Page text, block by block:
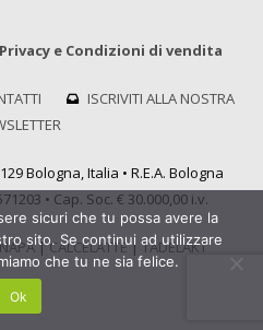
Privacy e Condizioni di vendita
ISCRIVITI ALLA NOSTRA
Bologna, Italia • R.E.A. Bologna
• Cap. Soc. € 30.000,00 i.v.
|CALCELATTE|TADELAKT
sicuri che tu possa avere la
sito. Se continui ad utilizzare
che tu ne sia felice.
Ok